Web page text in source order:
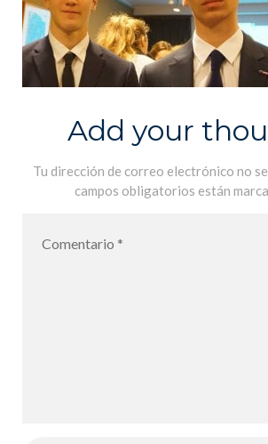
Add your
Tu dirección de correo electrónico no
campos obligatorios están